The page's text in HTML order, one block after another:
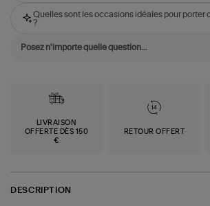
Quelles sont les occasions idéales pour porter
?
LIVRAISON
OFFERTE DÈS 150
€
RETOUR OFFERT
DESCRIPTION